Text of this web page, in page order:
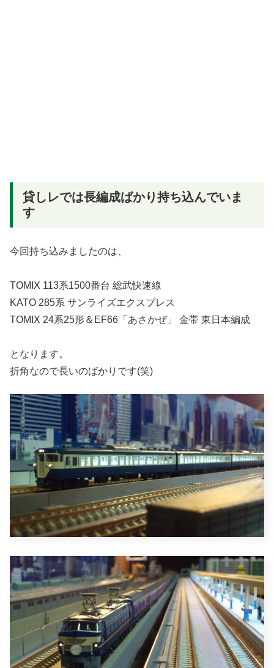
貸しレでは長編成ばかり持ち込んでいま
す
今回持ち込みましたのは、
TOMIX 113系1500番台 総武快速線
KATO 285系 サンライズエクスプレス
TOMIX 24系25形＆EF66「あさかぜ」 金帯 東日本編成
となります。
折角なので長いのばかりです(笑)